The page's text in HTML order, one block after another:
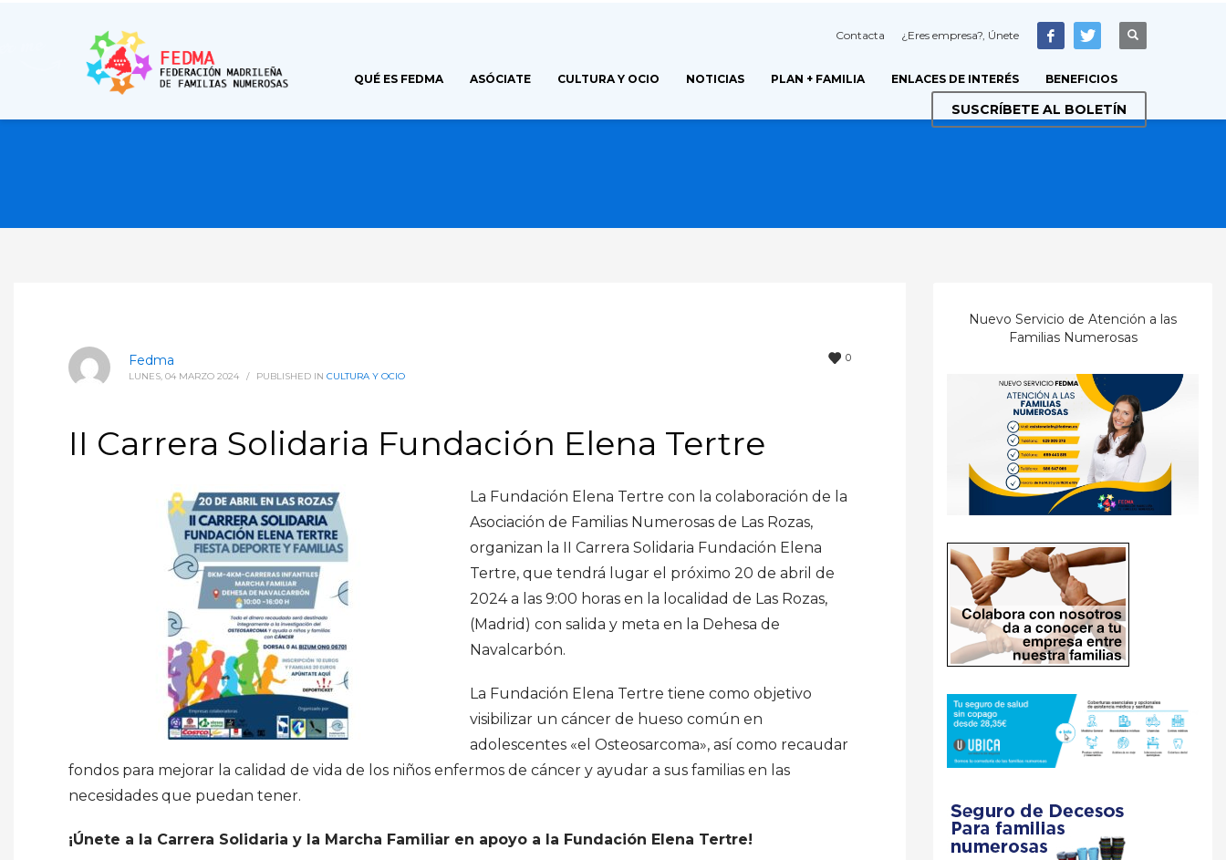
Contacta ¿Eres empresa?, Únete
QUÉ ES FEDMA ASÓCIATE CULTURA Y OCIO NOTICIAS PLAN + FAMILIA ENLACES DE INTERÉS BENEFICIOS
SUSCRÍBETE AL BOLETÍN
0
Fedma
LUNES, 04 MARZO 2024 / PUBLISHED IN CULTURA Y OCIO
II Carrera Solidaria Fundación Elena Tertre
La Fundación Elena Tertre con la colaboración de la
Asociación de Familias Numerosas de Las Rozas,
organizan la II Carrera Solidaria Fundación Elena
Tertre, que tendrá lugar el próximo 20 de abril de
2024 a las 9:00 horas en la localidad de Las Rozas,
(Madrid) con salida y meta en la Dehesa de
Navalcarbón.
La Fundación Elena Tertre tiene como objetivo
visibilizar un cáncer de hueso común en
adolescentes «el Osteosarcoma», así como recaudar
fondos para mejorar la calidad de vida de los niños enfermos de cáncer y ayudar a sus familias en las
necesidades que puedan tener.
¡Únete a la Carrera Solidaria y la Marcha Familiar en apoyo a la Fundación Elena Tertre!
Nuevo Servicio de Atención a las
Familias Numerosas